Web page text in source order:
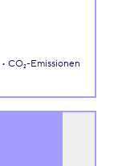
CO₂-Emissionen